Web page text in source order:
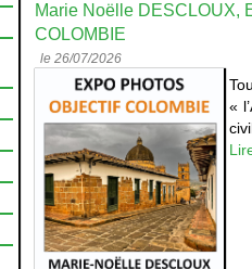
Marie Noëlle DESCLOUX,
COLOMBIE
le 26/07/2026
«